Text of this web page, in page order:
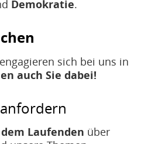
Demokratie.
sich bei uns in
auch Sie dabei!
anfordern
Laufenden über